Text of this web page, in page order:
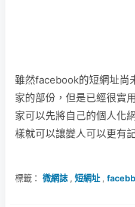
雖然facebook的短網址尚
家的部份，但是已經很實
家可以先將自己的個人化
樣就可以讓變人可以更有
標籤： 微網誌, 短網址,